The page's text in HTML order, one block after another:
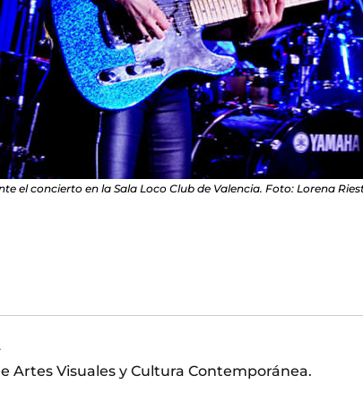
el concierto en la Sala Loco Club de Valencia. Foto: Lorena
Artes Visuales y Cultura Contemporánea.